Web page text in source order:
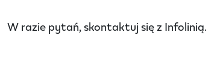
W razie pytań, skontaktuj się z Infolinią.